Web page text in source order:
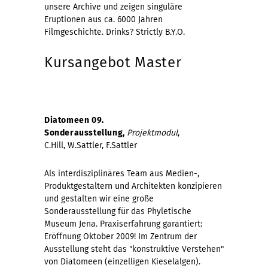
unsere Archive und zeigen singuläre
Eruptionen aus ca. 6000 Jahren
Filmgeschichte. Drinks? Strictly B.Y.O.
Kursangebot Master
Diatomeen 09.
Sonderausstellung, Projektmodul,
C.Hill, W.Sattler, F.Sattler
Als interdisziplinäres Team aus Medien-,
Produktgestaltern und Architekten konzipieren
und gestalten wir eine große
Sonderausstellung für das Phyletische
Museum Jena. Praxiserfahrung garantiert:
Eröffnung Oktober 2009! Im Zentrum der
Ausstellung steht das "konstruktive Verstehen"
von Diatomeen (einzelligen Kieselalgen).